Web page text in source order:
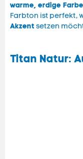
warme, erdige Farbe
Farbton ist perfekt,
Akzent setzen
Titan Natur: